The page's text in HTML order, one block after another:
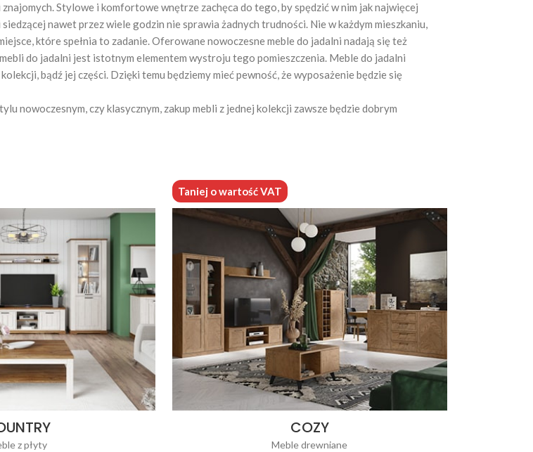
Stylowe i komfortowe wnętrze zachęca do tego, by spędzić w nim jak najwięcej
nawet przez wiele godzin nie sprawia żadnych trudności. Nie w każdym mieszkaniu,
które spełnia to zadanie. Oferowane nowoczesne meble do jadalni nadają się też
do jadalni jest istotnym elementem wystroju tego pomieszczenia. Meble do jadalni
bądź jej części. Dzięki temu będziemy mieć pewność, że wyposażenie będzie się
nowoczesnym, czy klasycznym, zakup mebli z jednej kolekcji zawsze będzie dobrym
z płyty
Taniej o wartość VAT
COZY
Meble drewniane